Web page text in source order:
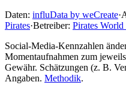
Daten: influData by weCreate·
Pirates·Betreiber: Pirates
Social-Media-Kennzahlen
Momentaufnahmen zum
Gewähr. Schätzungen (z. B.
Angaben. Methodik.